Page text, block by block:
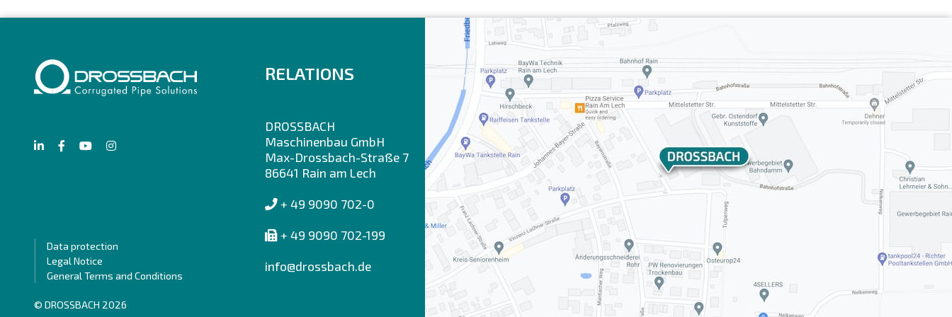
RELATIONS
DROSSBACH
Maschinenbau GmbH
Max-Drossbach-Straße 7
86641 Rain am Lech
+ 49 9090 702-0
+ 49 9090 702-199
info@drossbach.de
Data protection
Legal Notice
General Terms and Conditions
© DROSSBACH 2026